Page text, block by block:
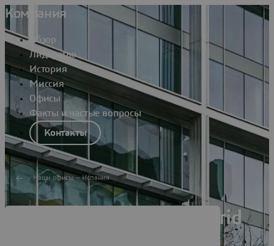
Компания
Обзор
Лидерство
История
Миссия
Офисы
Факты и частые вопросы
Контакты
Наши офисы — Испания
Dassault Systèmes Madrid